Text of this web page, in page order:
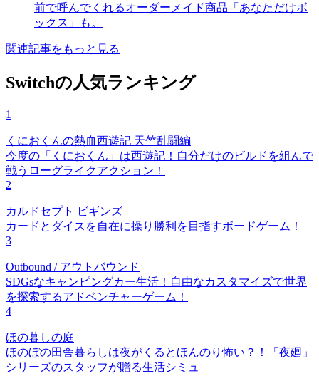
前で呼んでくれるオーダーメイド商品「あなただけボ
ックス」も。
関連記事をもっと見る
Switchの人気ランキング
1
くにおくんの熱血西遊記 天竺乱闘編
今度の「くにおくん」は西遊記！自分だけのビルドを組んで
戦うローグライクアクション！
2
カルドセプト ビギンズ
カードとダイスを自在に操り勝利を目指すボードゲーム！
3
Outbound / アウトバウンド
SDGsなキャンピングカー生活！自由なカスタマイズで世界
を探索するアドベンチャーゲーム！
4
ほの暮しの庭
ほのぼの田舎暮らしは夜がくるとほんのり怖い？！「夜廻」
シリーズのスタッフが贈る生活シミュ